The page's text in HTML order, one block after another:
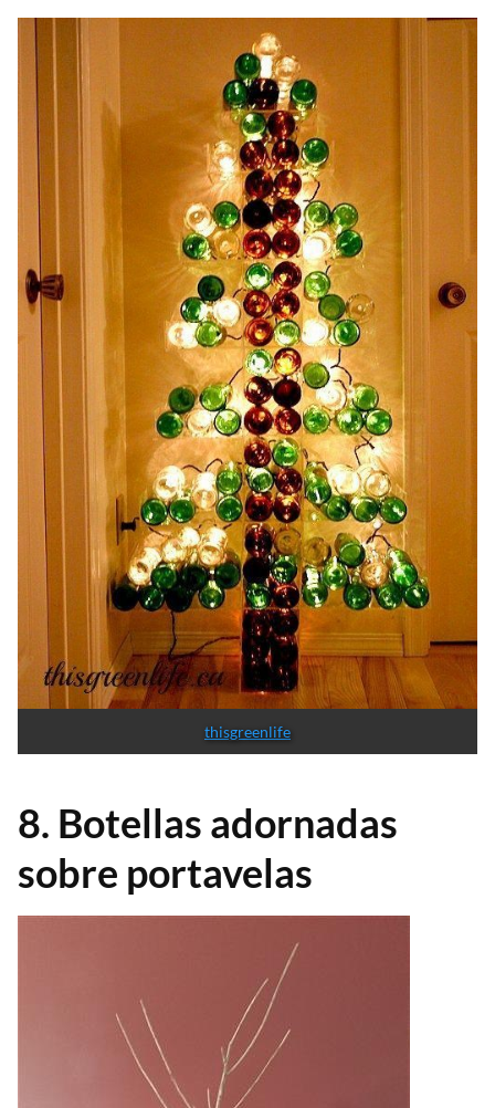
thisgreenlife
8. Botellas adornadas
sobre portavelas